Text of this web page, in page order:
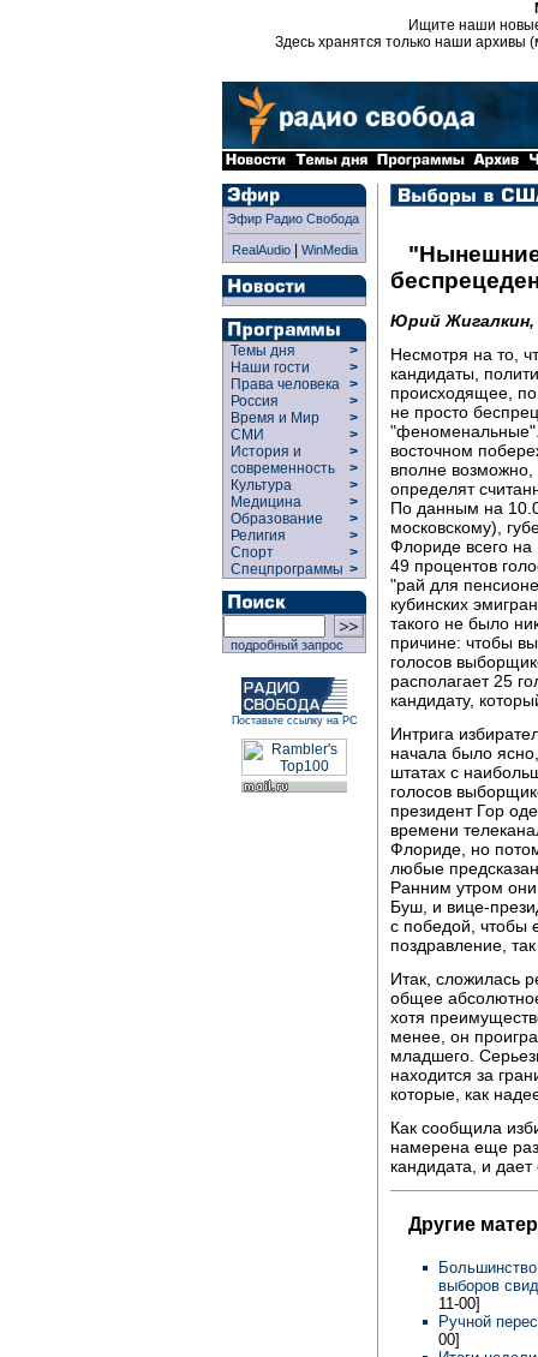
Ищите наши
Здесь хранятся только наши архивы
Эфир Радио Свобода
RealAudio| WinMedia
Темы дня
>
Наши гости
>
Права человека >
Россия
>
Время и Мир
>
СМИ
>
История и
современность
>
>
Культура
>
Медицина
>
Образование
>
Религия
>
Спорт
>
Спецпрограммы >
подробный запрос
Поставьте ссылку на РС
Юрий Жигалкин,
Несмотря на то,
кандидаты,
происходящее,
не просто
"феноменальные".
восточном
вполне
определят
По данным на
московскому),
Флориде всего на
49 процентов
"рай для
кубинских
такого не было
причине: чтобы
голосов
располагает 25
кандидату,
Интрига
начала было
штатах с
голосов
президент Гор
времени
Флориде, но
любые
Ранним утром
Буш, и вице-
с победой, чтобы
поздравление,
Итак, сложилась
общее
хотя
менее, он
младшего.
находится за
которые, как
Как сообщила
намерена еще раз
кандидата, и дает
Другие
выборов
11-00]
Ручной
00]